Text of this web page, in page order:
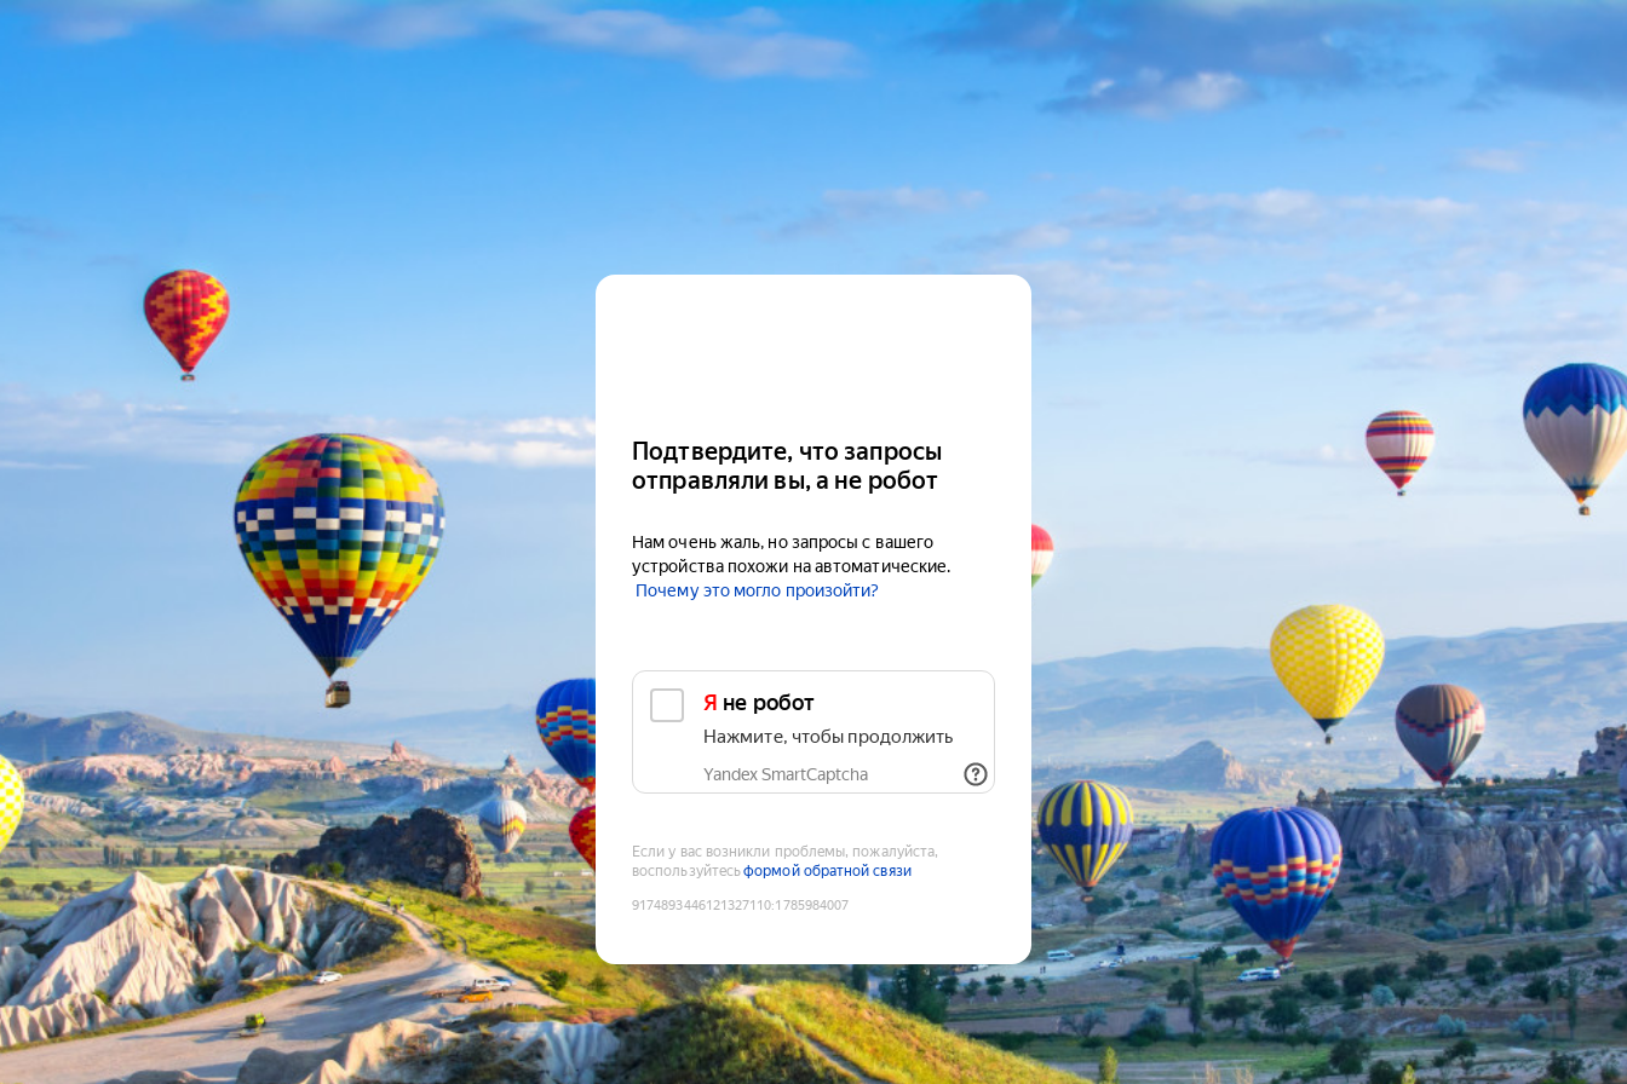
Подтвердите, что запросы
отправляли вы, а не робот
Нам очень жаль, но запросы с вашего
устройства похожи на автоматические.
Почему это могло произойти?
Я не робот
Нажмите, чтобы продолжить
Yandex SmartCaptcha
Если у вас возникли проблемы, пожалуйста,
воспользуйтесьформой обратной связи
9174893446121327110:1785984007